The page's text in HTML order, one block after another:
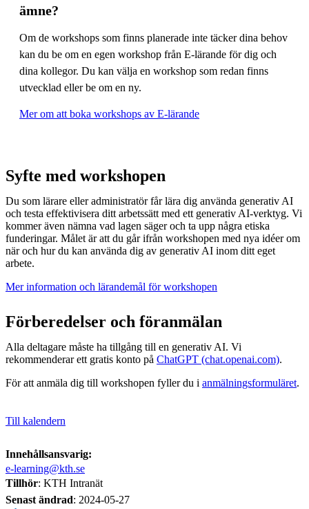
ämne?
Om de workshops som finns planerade inte täcker dina behov
kan du be om en egen workshop från E-lärande för dig och
dina kollegor. Du kan välja en workshop som redan finns
utvecklad eller be om en ny.
Mer om att boka workshops av E-lärande
Syfte med workshopen
Du som lärare eller administratör får lära dig använda generativ AI
och testa effektivisera ditt arbetssätt med ett generativ AI-verktyg. Vi
kommer även nämna vad lagen säger och ta upp några etiska
funderingar. Målet är att du går ifrån workshopen med nya idéer om
när och hur du kan använda dig av generativ AI inom ditt eget
arbete.
Mer information och lärandemål för workshopen
Förberedelser och föranmälan
Alla deltagare måste ha tillgång till en generativ AI. Vi
rekommenderar ett gratis konto på ChatGPT (chat.openai.com).
För att anmäla dig till workshopen fyller du i anmälningsformuläret.
Till kalendern
Innehållsansvarig:
e-learning@kth.se
Tillhör: KTH Intranät
Senast ändrad: 2024-05-27